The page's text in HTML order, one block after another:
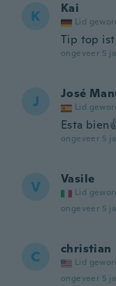
K Kai
Lid
Tip top ist
ongeveer 5
J José
Lid
Esta
ongeveer 5
V Vasile
Lid
ongeveer 5
C christian
Lid
ongeveer 5